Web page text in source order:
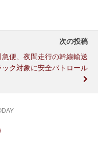
次の投稿
便、夜間走行の幹線輸送
ック対象に安全パトロール